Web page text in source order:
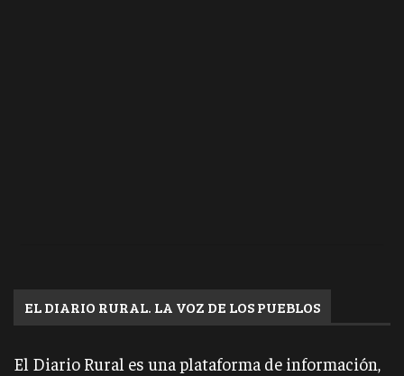
EL DIARIO RURAL. LA VOZ DE LOS PUEBLOS
El Diario Rural es una plataforma de información,